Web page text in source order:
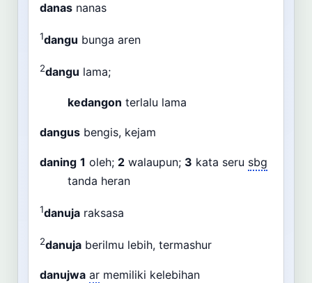
danas nanas
1dangu bunga aren
2dangu lama;
kedangon terlalu lama
dangus bengis, kejam
daning 1 oleh; 2 walaupun; 3 kata seru sbg
tanda heran
1danuja raksasa
2danuja berilmu lebih, termashur
danujwa ar memiliki kelebihan